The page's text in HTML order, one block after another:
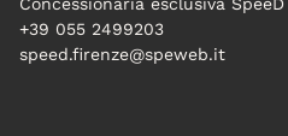
Concessionaria esclusiva SpeeD
+39 055 2499203
speed.firenze@speweb.it